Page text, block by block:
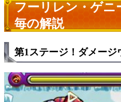
フーリレン・ゲニ
毎の解説
第1ステージ！ダメージ